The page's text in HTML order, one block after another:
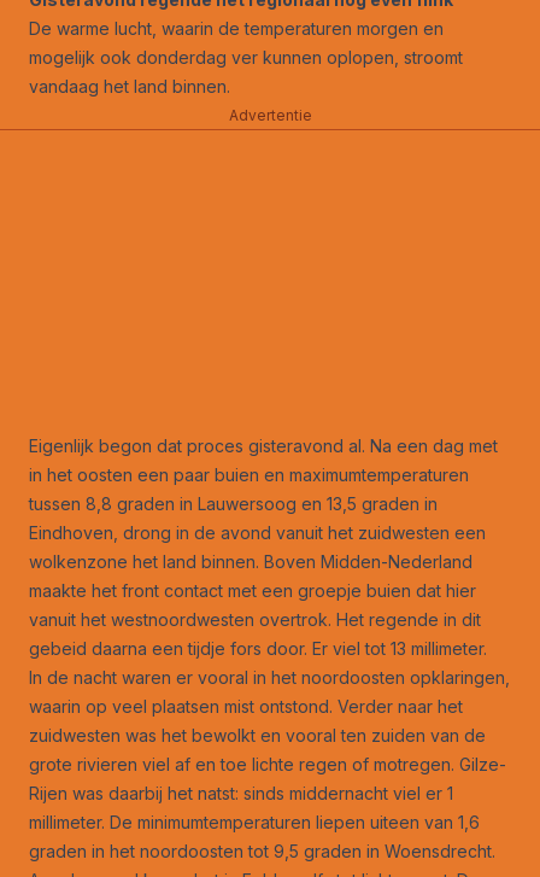
De warme lucht, waarin de temperaturen morgen en
mogelijk ook donderdag ver kunnen oplopen, stroomt
vandaag het land binnen.
Advertentie
Eigenlijk begon dat proces gisteravond al. Na een dag met
in het oosten een paar buien en maximumtemperaturen
tussen 8,8 graden in Lauwersoog en 13,5 graden in
Eindhoven, drong in de avond vanuit het zuidwesten een
wolkenzone het land binnen. Boven Midden-Nederland
maakte het front contact met een groepje buien dat hier
vanuit het westnoordwesten overtrok. Het regende in dit
gebeid daarna een tijdje fors door. Er viel tot 13 millimeter.
In de nacht waren er vooral in het noordoosten opklaringen,
waarin op veel plaatsen mist ontstond. Verder naar het
zuidwesten was het bewolkt en vooral ten zuiden van de
grote rivieren viel af en toe lichte regen of motregen. Gilze-
Rijen was daarbij het natst: sinds middernacht viel er 1
millimeter. De minimumtemperaturen liepen uiteen van 1,6
graden in het noordoosten tot 9,5 graden in Woensdrecht.